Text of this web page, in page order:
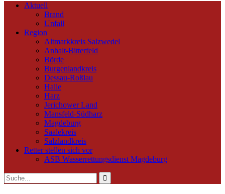
Aktuell
Brand
Unfall
Region
Altmarkkreis Salzwedel
Anhalt-Bitterfeld
Börde
Burgenlandkreis
Dessau-Roßlau
Halle
Harz
Jerichower Land
Mansfeld-Südharz
Magdeburg
Saalekreis
Salzlandkreis
Retter stellen sich vor
ASB Wasserrettungsdienst Magdeburg